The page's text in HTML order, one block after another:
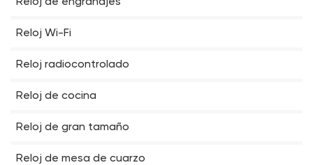
Reloj Wi-Fi
Reloj radiocontrolado
Reloj de cocina
Reloj de gran tamaño
Reloj de mesa de cuarzo